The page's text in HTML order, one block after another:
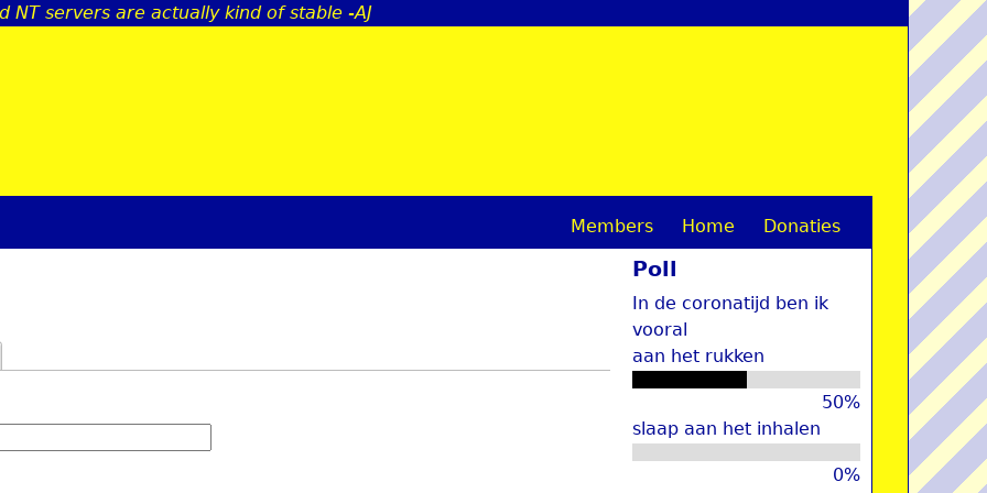
Jump to navigation
NT servers are actually kind of stable -AJ
M
Members Home Donaties
Poll
In de coronatijd ben ik
vooral
aan het rukken
50%
slaap aan het inhalen
0%